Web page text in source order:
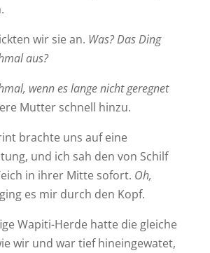
wir sie an. Was? Das Ding
aus?
wenn es lange nicht geregnet
Mutter schnell hinzu.
brachte uns auf eine
und ich sah den von Schilf
in ihrer Mitte sofort. Oh,
ging es mir durch den Kopf.
Wapiti-Herde hatte die gleiche
wir und war tief hineingewatet,